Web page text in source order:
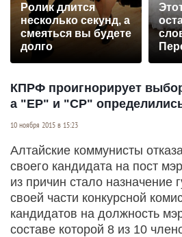
Ролик длится
несколько секунд, а
смеяться вы будете
долго
КПРФ проигнорирует
а "ЕР" и "СР"
10 ноября 2015 в 15:23
Алтайские коммунисты
своего кандидата на пост
из причин стало назначение
своей части конкурсной
кандидатов на должность
составе которой 8 из 10